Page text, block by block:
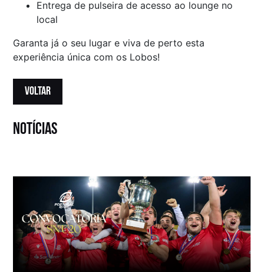
Entrega de pulseira de acesso ao lounge no
local
Garanta já o seu lugar e viva de perto esta
experiência única com os Lobos!
VOLTAR
notícias